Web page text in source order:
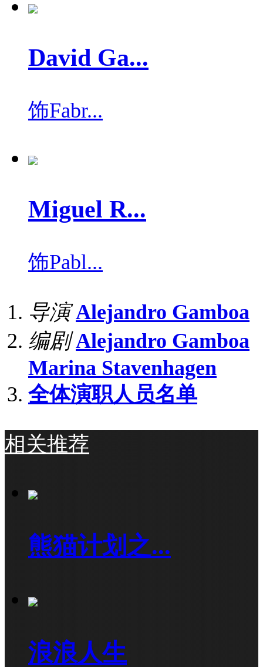
David Ga...
饰Fabr...
Miguel R...
饰Pabl...
导演 Alejandro Gamboa
编剧 Alejandro Gamboa
Marina Stavenhagen
全体演职人员名单
相关推荐
熊猫计划之...
浪浪人生